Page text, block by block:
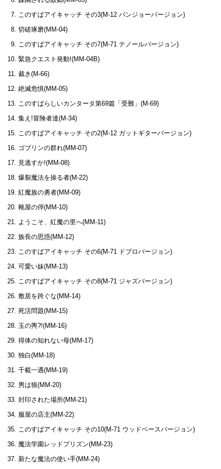
このすばアイキャッチ その3(M-12 バンジョーバージョン)
切磋琢磨(MM-04)
このすばアイキャッチ その7(M-71 テノールバージョン)
緊急クエスト発動!(MM-04B)
裁き(M-66)
絶滅危惧(MM-05)
このすばらしいカンタータ第69篇「受難」(M-69)
集え!冒険者達(M-34)
このすばアイキャッチ その2(M-12 ガットギターバージョン)
ゴブリンの群れ(MM-07)
見逃すか!(MM-08)
爆裂魔法を操る者(M-22)
紅魔族の勇者(MM-09)
靴屋の倅(MM-10)
ようこそ、紅魔の里へ(MM-11)
族長の思惑(MM-12)
このすばアイキャッチ その6(M-71 ドブロバージョン)
可愛い妹(MM-13)
このすばアイキャッチ その8(M-71 ジャズバージョン)
敷居を跨ぐな(MM-14)
死活問題(MM-15)
玉の輿?!(MM-16)
得体の知れない母(MM-17)
独白(MM-18)
千載一遇(MM-19)
男は狼(MM-20)
封印された場所(MM-21)
服屋の店主(MM-22)
このすばアイキャッチ その10(M-71 ウッドベースバージョン)
魔法学園レッドプリズン(MM-23)
新たな魔法の使い手(MM-24)